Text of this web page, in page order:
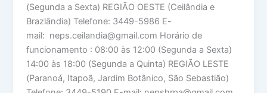
(Segunda a Sexta) REGIÃO OESTE (Ceilândia e
Brazlândia) Telefone: 3449-5986 E-
mail: neps.ceilandia@gmail.com Horário de
funcionamento : 08:00 às 12:00 (Segunda a Sexta)
14:00 às 18:00 (Segunda a Quinta) REGIÃO LESTE
(Paranoá, Itapoã, Jardim Botânico, São Sebastião)